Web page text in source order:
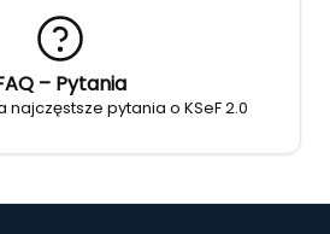
– Pytania
najczęstsze pytania o KSeF 2.0